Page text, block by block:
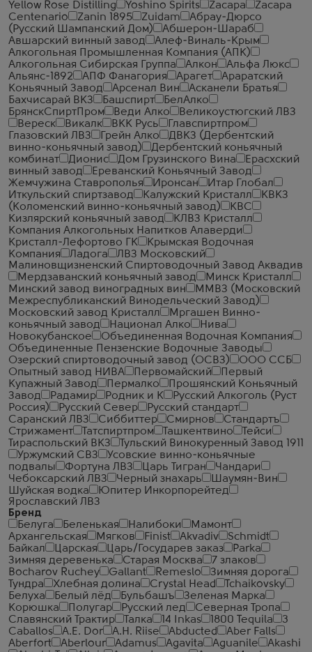
Yellow Rose Distilling
Yoshino Spirits Zacapa
Zacapa
Centenario
Zanin 1895 Zuidam
Абрау-Дюрсо
(Русский Шампанский Дом)
Абшерон-Шараб
Авшарский винный завод
Алеф-Виналь-Крым
Алкогольная Промышленная Компания (АПК)
Алкогольная Сибирская Группа
Алкон
Альфа Люкс
Альянс-1892
АПФ Фанагория Арагет
Араратский
Коньячный Завод
Арсенал Вин
Асканели Братья
Бахчисарай ВКЗ
Башспирт
БелАлко
БрянскСпиртПром
Веди Алко
Великоустюгский ЛВЗ
Вереск
Викалк ВКК Русь
Главспиртпром
Глазовский ЛВЗ
Грейн Алко
ДВКЗ (Дербентский
винно-коньячный завод)
Дербентский коньячный
комбинат
Дионис Дом Грузинского Вина
Ерасхский
винный завод
Ереванский Коньячный Завод
Жемчужина Ставрополья
Иронсан
Итар Глобал
Иткульский спиртзавод
Калужский Кристалл
КВКЗ
(Коломенский винно-коньячный завод)
КВС
Кизлярский коньячный завод
КЛВЗ Кристалл
Компания Алкогольных Напитков Алаверди
Кристалл-Лефортово ГК
Крымская Водочная
Компания
Ладога
ЛВЗ Московский
Малиновщизненский Спиртоводочный Завод Аквадив
Мердзаванский коньячный завод
Минск Кристалл
Минский завод виноградных вин
ММВЗ (Московский
Межреспубликанский Винодельческий Завод)
Московский завод Кристалл
Мргашен Винно-
коньячный завод
Национал Алко
Нива
Новокубанское
Объединенная Водочная Компания
Объединенные Пензенские Водочные Заводы
Озерский спиртоводочный завод (ОСВЗ)
ООО ССБ
Опытный завод НИВА
Первомайский
Первый
Купажный Завод
Пермалко
Прошянский Коньячный
Завод
Радамир Родник и К
Русский Алкоголь (Руст
Россия)
Русский Север
Русский стандарт
Саранский ЛВЗ
Сиббиттер Смирнов
Стандартъ
Стрижамент
Татспиртпром Ташкентвино
Тейси
Тираспольский ВКЗ
Тульский Винокуренный Завод 1911
Уржумский СВЗ
Усовские винно-коньячные
подвалы
Фортуна ЛВЗ Царь Тигран
Чандари
Чебоксарский ЛВЗ
Черный знахарь
Шаумян-Вин
Шуйская водка
Юпитер Инкорпорейтед
Ярославский ЛВЗ
Бренд
Белуга
Беленькая Налибоки
Мамонт
Архангельская
Мягков Finist Akvadiv
Schmidt
Байкал
Царская Царь/Государев заказ
Parka
Зимняя деревенька
Старая Москва
7 злаков
Bocharov Ruchey
Gallant Remeslo
Зимняя дорога
Тундра
Хлебная долина Crystal Head
Tchaikovsky
Белуха
Белый лёд Бульбашъ
Зеленая Марка
Корюшка
Полугар Русский лед
Северная Тропа
Славянский Трактир
Талка 14 Inkas 1800 Tequila
3
Caballos
A.E. Dor A.H. Riise Abducted
Aber Falls
Aberfort
Aberlour Adamus Agavita Aguanile
Akashi